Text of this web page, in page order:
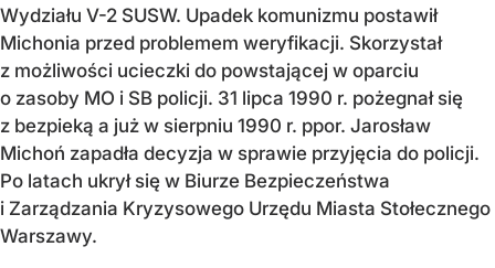
Wydziału V-2 SUSW. Upadek komunizmu postawił
Michonia przed problemem weryfikacji. Skorzystał
z możliwości ucieczki do powstającej w oparciu
o zasoby MO i SB policji. 31 lipca 1990 r. pożegnał się
z bezpieką a już w sierpniu 1990 r. ppor. Jarosław
Michoń zapadła decyzja w sprawie przyjęcia do policji.
Po latach ukrył się w Biurze Bezpieczeństwa
i Zarządzania Kryzysowego Urzędu Miasta Stołecznego
Warszawy.